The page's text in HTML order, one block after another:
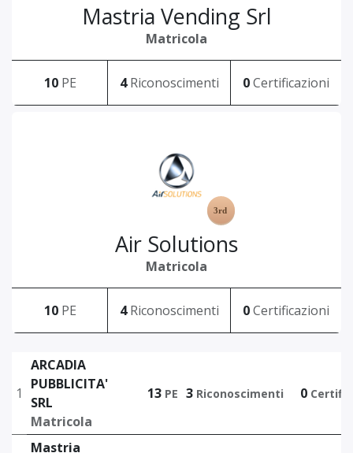
Mastria Vending Srl
Matricola
10 PE 4 Riconoscimenti 0Certificazioni
Air Solutions
Matricola
10 PE 4 Riconoscimenti 0Certificazioni
1
ARCADIA
PUBBLICITA'
SRL
Matricola
13 PE 3 Riconoscimenti 0
Mastria